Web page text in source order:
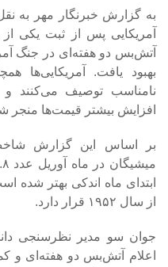
به گزارش خبرنگار مهر به
آمریکایی پس از ثبت یکی از
آتش‌بس دو هفته‌ای در جنگ
بهبود یافت. آمریکایی‌ها
نامناسب توصیف می‌کنند و
افزایش بیشتر قیمت‌ها منجر
بر اساس این گزارش
ابتدای ماه اندکی بهتر شده
از سال ۱۹۵۲ قرار دارد.
جوان سو مدیر نظرسنجی
اعلام آتش‌بس دو هفته‌ای و